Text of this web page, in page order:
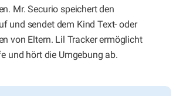
Mr. Securio speichert den
und sendet dem Kind Text- oder
von Eltern. Lil Tracker ermöglicht
und hört die Umgebung ab.